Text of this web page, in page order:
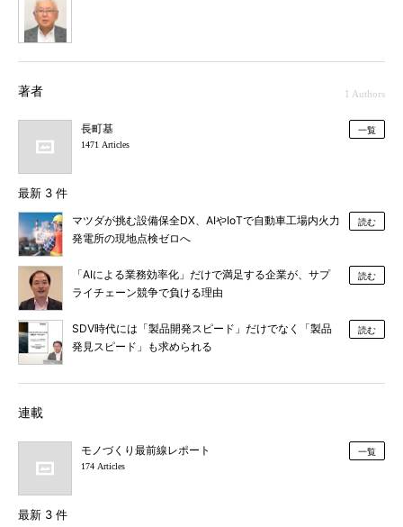
著者 1 Authors
長町基
1471 Articles
一覧
最新 3 件
マツダが挑む設備保全DX、AIやIoTで自動車工場内火力
発電所の現地点検ゼロへ
読む
「AIによる業務効率化」だけで満足する企業が、サプ
ライチェーン競争で負ける理由
読む
SDV時代には「製品開発スピード」だけでなく「製品
発見スピード」も求められる
読む
連載
モノづくり最前線レポート
174 Articles
一覧
最新 3 件